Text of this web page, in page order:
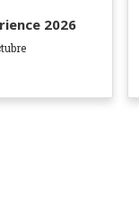
2026